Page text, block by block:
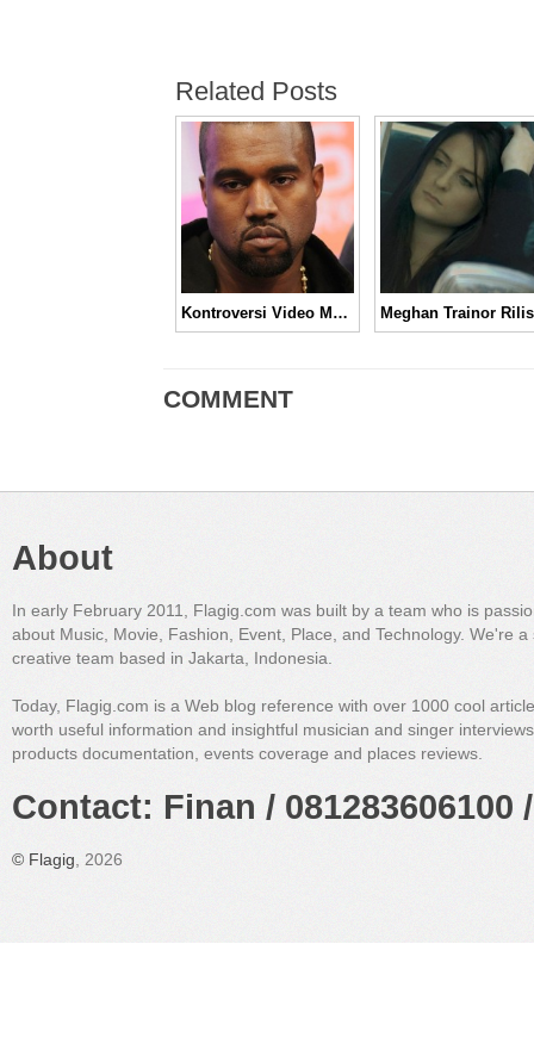
Related Posts
Kontroversi Video Musik “Famous,” Kanye West Siap Dituntut?
COMMENT
About
In early February 2011, Flagig.com was built by a team who is
about Music, Movie, Fashion, Event, Place, and Technology. We're a
creative team based in Jakarta, Indonesia.
Today, Flagig.com is a Web blog reference with over 1000 cool
worth useful information and insightful musician and singer
products documentation, events coverage and places reviews.
Contact: Finan /
© Flagig, 2026